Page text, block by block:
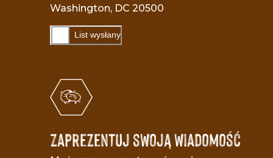
Washington, DC 20500
List wysłany
Zaprezentuj swoją wiadomość